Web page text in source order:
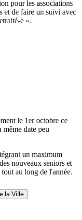
pour les associations
et de faire un suivi avec
e ».
le 1er octobre ce
même date peu
un maximum
nouveaux seniors et
tout au long de l'année.
la Ville